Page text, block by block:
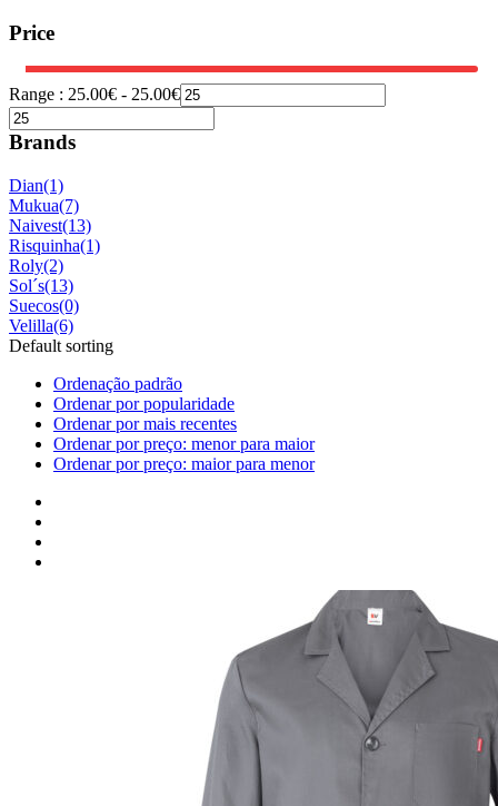
Price
Range : 25.00€ - 25.00€
Brands
Dian(1)
Mukua(7)
Naivest(13)
Risquinha(1)
Roly(2)
Sol´s(13)
Suecos(0)
Velilla(6)
Default sorting
Ordenação padrão
Ordenar por popularidade
Ordenar por mais recentes
Ordenar por preço: menor para maior
Ordenar por preço: maior para menor